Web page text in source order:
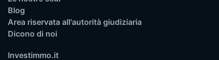
Blog
Area riservata all'autorità giudiziaria
Dicono di noi
Investimmo.it